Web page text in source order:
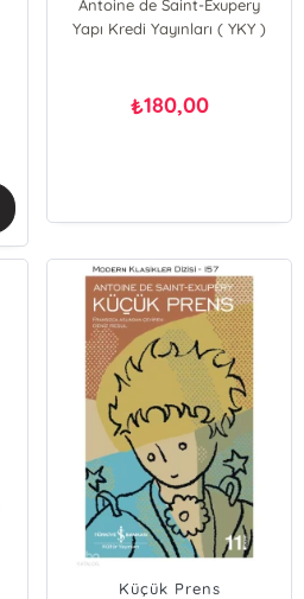
Antoine de Saint-Exupery
Yapı Kredi Yayınları ( YKY )
₺180,00
Küçük Prens